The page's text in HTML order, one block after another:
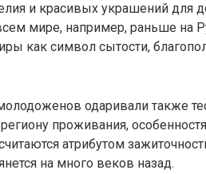
и красивых украшений для
мире, например, раньше на
как символ сытости,
одаривали также
проживания,
атрибутом
на много веков назад.